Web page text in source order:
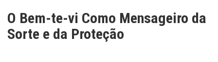
O Bem-te-vi Como Mensageiro da
Sorte e da Proteção